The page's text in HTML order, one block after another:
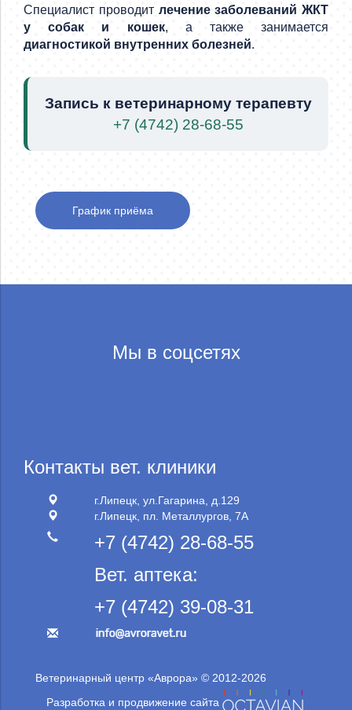
Специалист проводит лечение заболеваний ЖКТ
у собак и кошек, а также занимается
диагностикой внутренних болезней.
Запись к ветеринарному терапевту
+7 (4742) 28-68-55
График приёма
Мы в соцсетях
Контакты вет. клиники
г.Липецк, ул.Гагарина, д.129
г.Липецк, пл. Металлургов, 7А
+7 (4742) 28-68-55
Вет. аптека:
+7 (4742) 39-08-31
Ветеринарный центр «Аврора» © 2012-2026
Разработка и продвижение сайта